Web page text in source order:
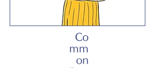
Co
mm
on